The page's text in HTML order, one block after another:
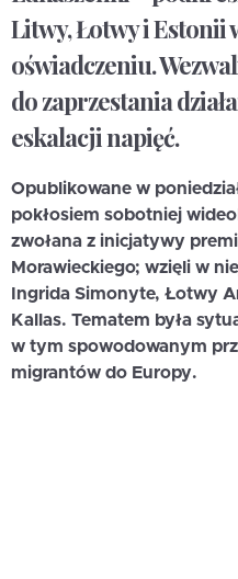
Litwy, Łotwy i Estonii
oświadczeniu.
do zaprzestania
eskalacji napięć.
Opublikowane w
pokłosiem sobotniej
zwołana z inicjatywy
Morawieckiego; wzięli w
Ingrida Simonyte, Łotwy
Kallas. Tematem była
w tym spowodowanym
migrantów do Europy.